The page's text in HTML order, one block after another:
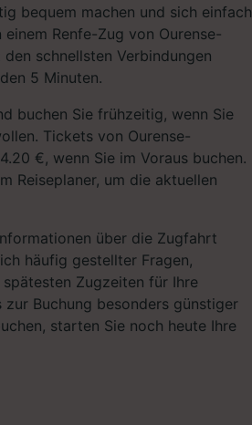
bequem machen und sich einfach
Renfe-Zug von Ourense-
schnellsten Verbindungen
5 Minuten.
buchen Sie frühzeitig, wenn Sie
Tickets von Ourense-
€, wenn Sie im Voraus buchen.
Reiseplaner, um die aktuellen
über die Zugfahrt
häufig gestellter Fragen,
Zugzeiten für Ihre
Buchung besonders günstiger
starten Sie noch heute Ihre